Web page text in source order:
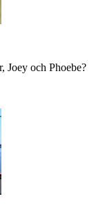
Joey och Phoebe?